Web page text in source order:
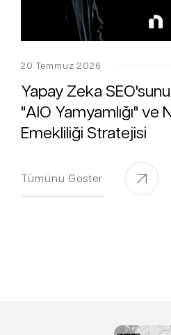
20 Temmuz 2026
Yapay Zeka
"AIO Yamyamlığı" ve
Emekliliği Stratejisi
Tümünü Göster